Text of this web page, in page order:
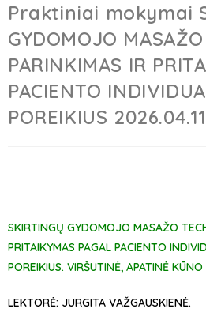
Praktiniai mokymai
GYDOMOJO
PARINKIMAS IR
PACIENTO
POREIKIUS
SKIRTINGŲ GYDOMOJO MASAŽO
PRITAIKYMAS PAGAL PACIENTO
POREIKIUS. VIRŠUTINĖ, APATINĖ KŪNO
LEKTORĖ: JURGITA VAŽGAUSKIENĖ.